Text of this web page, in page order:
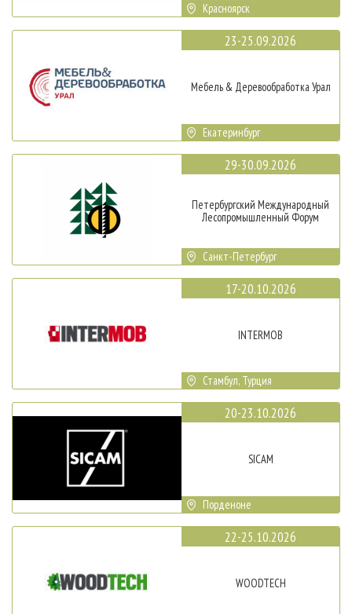
Красноярск
23-25.09.2026
Мебель & Деревообработка Урал
Екатеринбург
29-30.09.2026
Петербургский Международный
Лесопромышленный Форум
Санкт-Петербург
17-20.10.2026
INTERMOB
Стамбул, Турция
20-23.10.2026
SICAM
Порденоне
22-25.10.2026
WOODTECH